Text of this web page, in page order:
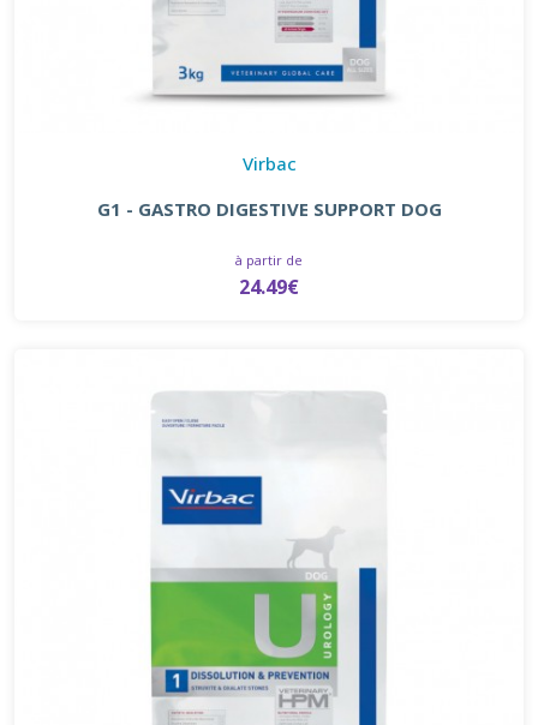
Virbac
G1 - GASTRO DIGESTIVE SUPPORT DOG
à partir de
24.49€